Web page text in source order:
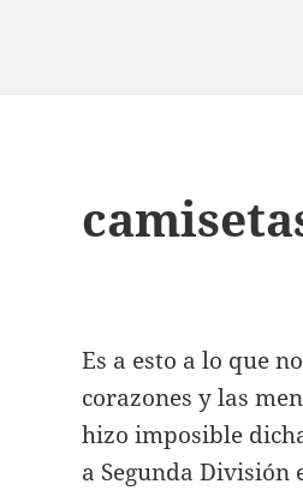
Es a esto a lo que
corazones y las
hizo imposible
a Segunda División